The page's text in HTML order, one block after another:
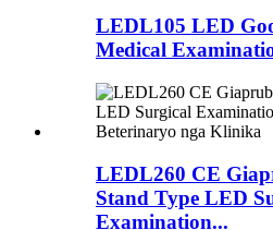
LEDL105 LED
Medical
LEDL260 CE
Stand Type LED
Examination...